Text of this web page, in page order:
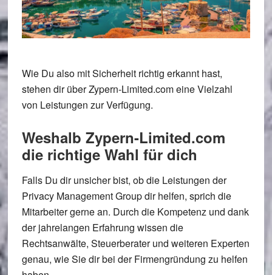
Wie Du also mit Sicherheit richtig erkannt hast,
stehen dir über Zypern-Limited.com eine Vielzahl
von Leistungen zur Verfügung.
Weshalb Zypern-Limited.com
die richtige Wahl für dich
Falls Du dir unsicher bist, ob die Leistungen der
Privacy Management Group dir helfen, sprich die
Mitarbeiter gerne an. Durch die Kompetenz und dank
der jahrelangen Erfahrung wissen die
Rechtsanwälte, Steuerberater und weiteren Experten
genau, wie Sie dir bei der Firmengründung zu helfen